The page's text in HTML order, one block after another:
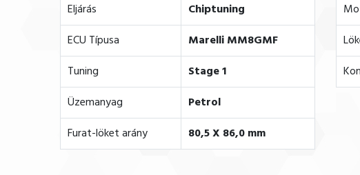
Eljárás
Chiptuning
ECU Típusa
Marelli MM8GMF
Tuning
Stage 1
Üzemanyag
Petrol
Furat-löket arány
80,5 X 86,0 mm